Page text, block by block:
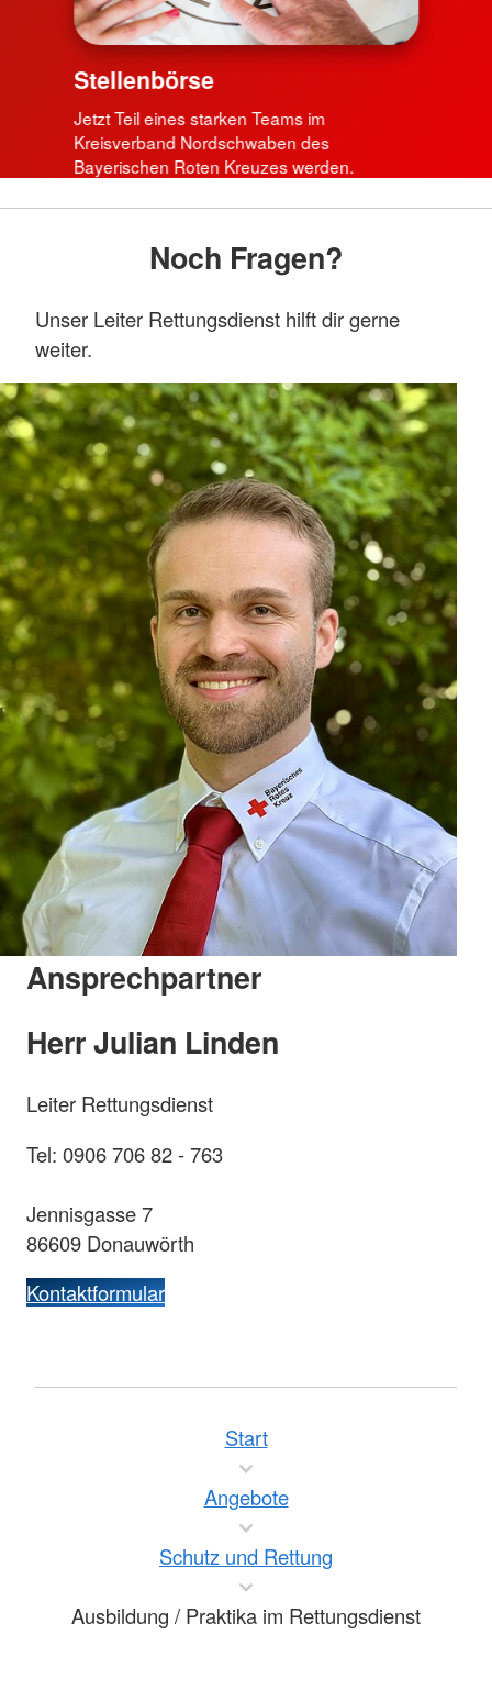
Stellenbörse
Jetzt Teil eines starken Teams im
Kreisverband Nordschwaben des
Bayerischen Roten Kreuzes werden.
Noch Fragen?
Unser Leiter Rettungsdienst hilft dir gerne
weiter.
Ansprechpartner
Herr Julian Linden
Leiter Rettungsdienst
Tel: 0906 706 82 - 763
Jennisgasse 7
86609 Donauwörth
Kontaktformular
Start
Angebote
Schutz und Rettung
Ausbildung / Praktika im Rettungsdienst